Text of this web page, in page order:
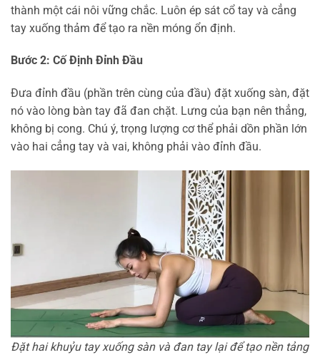
thành một cái nôi vững chắc. Luôn ép sát cổ tay và cẳng
tay xuống thảm để tạo ra nền móng ổn định.
Bước 2: Cố Định Đỉnh Đầu
Đưa đỉnh đầu (phần trên cùng của đầu) đặt xuống sàn, đặt
nó vào lòng bàn tay đã đan chặt. Lưng của bạn nên thẳng,
không bị cong. Chú ý, trọng lượng cơ thể phải dồn phần lớn
vào hai cẳng tay và vai, không phải vào đỉnh đầu.
Đặt hai khuỷu tay xuống sàn và đan tay lại để tạo nền tảng